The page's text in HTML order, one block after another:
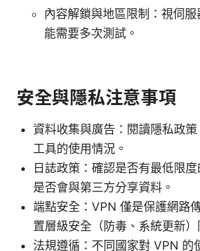
內容解鎖與地區限制：視伺
能需要多次測試。
安全與隱私注意事項
資料收集與廣告：閱讀隱私政
工具的使用情況。
日誌政策：確認是否有最低限
是否會與第三方分享資料。
端點安全：VPN 僅是保護網路
置層級安全（防毒、系統更新）
法規遵循：不同國家對 VPN 的